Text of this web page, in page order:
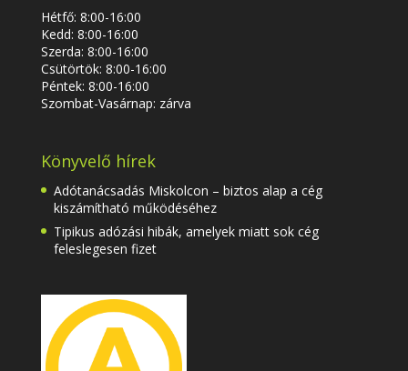
Hétfő: 8:00-16:00
Kedd: 8:00-16:00
Szerda: 8:00-16:00
Csütörtök: 8:00-16:00
Péntek: 8:00-16:00
Szombat-Vasárnap: zárva
Könyvelő hírek
Adótanácsadás Miskolcon – biztos alap a cég
kiszámítható működéséhez
Tipikus adózási hibák, amelyek miatt sok cég
feleslegesen fizet